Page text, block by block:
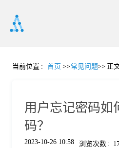
首
当前位置 : 首页 >>常见问题>> 正
用户忘记密码如
码？
2023-10-26 10:58 浏览次数 :